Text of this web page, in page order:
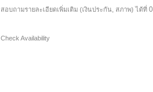
สอบถามรายละเอียดเพิ่มเติม (เงินประกัน, สภาพ) ได้ที่
Check Availability